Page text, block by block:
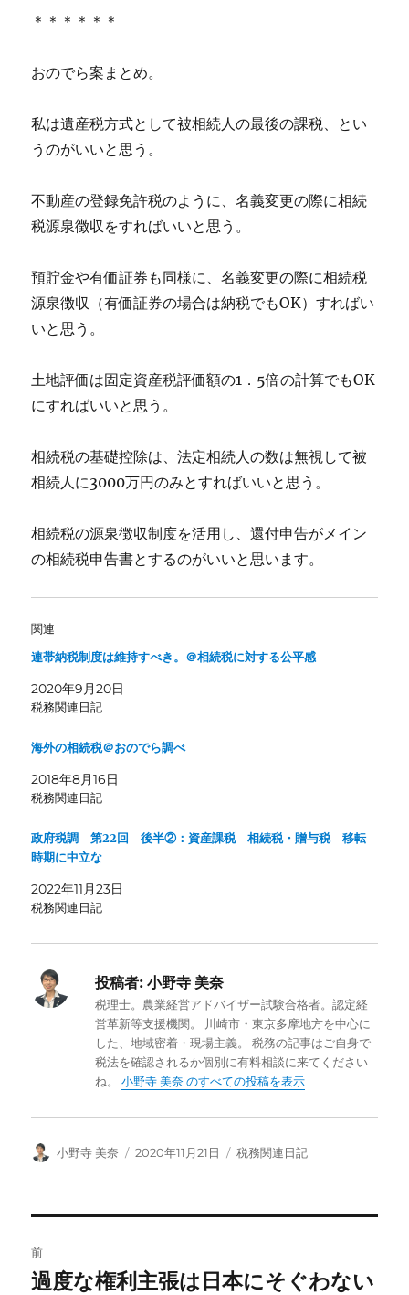
＊＊＊＊＊＊
おのでら案まとめ。
私は遺産税方式として被相続人の最後の課税、とい
うのがいいと思う。
不動産の登録免許税のように、名義変更の際に相続
税源泉徴収をすればいいと思う。
預貯金や有価証券も同様に、名義変更の際に相続税
源泉徴収（有価証券の場合は納税でもOK）すればい
いと思う。
土地評価は固定資産税評価額の1．5倍の計算でもOK
にすればいいと思う。
相続税の基礎控除は、法定相続人の数は無視して被
相続人に3000万円のみとすればいいと思う。
相続税の源泉徴収制度を活用し、還付申告がメイン
の相続税申告書とするのがいいと思います。
関連
連帯納税制度は維持すべき。＠相続税に対する公平感
2020年9月20日
税務関連日記
海外の相続税＠おのでら調べ
2018年8月16日
税務関連日記
政府税調 第22回 後半②：資産課税 相続税・贈与税 移転
時期に中立な
2022年11月23日
税務関連日記
投稿者: 小野寺 美奈
税理士。農業経営アドバイザー試験合格者。認定経
営革新等支援機関。 川崎市・東京多摩地方を中心に
した、地域密着・現場主義。 税務の記事はご自身で
税法を確認されるか個別に有料相談に来てください
ね。小野寺 美奈 のすべての投稿を表示
投
小野寺 美奈
投
2020年11月21日
カ
税務関連日記
稿
前
前
過度な権利主張は日本にそぐわない